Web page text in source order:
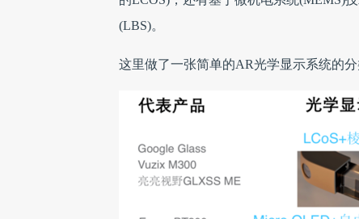
(LBS)。
这里做了一张简单的AR光学显示系统的分